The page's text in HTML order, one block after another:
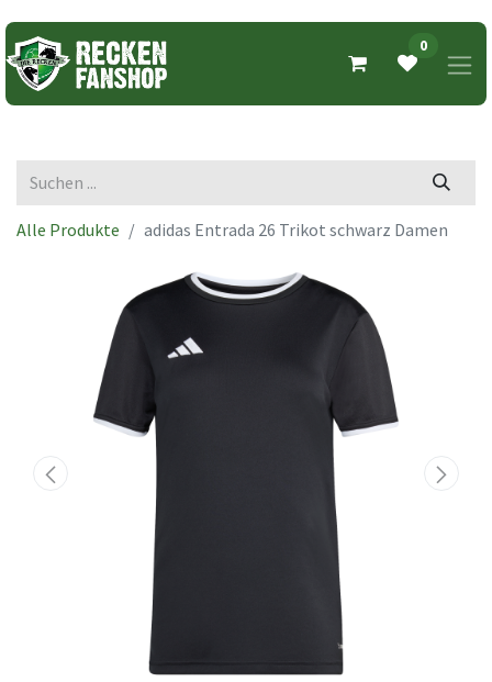
0
Alle Produkte adidas Entrada 26 Trikot schwarz Damen